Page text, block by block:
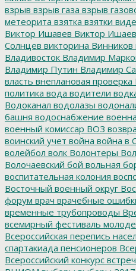
взрыв взрыв газа взрыв
метеорита взятка взятки
Виктор Ишавев Виктор Ишаев
Солнцев викторина Винников
Владивосток Владимир
Владимир Путин Владимир
власть внеплановая проверка
политика вода водители
Водоканал водолазы
башня водоснабжение
военный комиссар ВОЗ
воинский учет война война в
волейбол волк Волонтеры
Волочаевский бой вольная
воспитательная колония
Восточный военный округ
форум врач врачебные
временные трубопроводы
всемирный фестиваль
Всероссийская перепись
спартакиада пенсионеров
Всероссийский конкурс